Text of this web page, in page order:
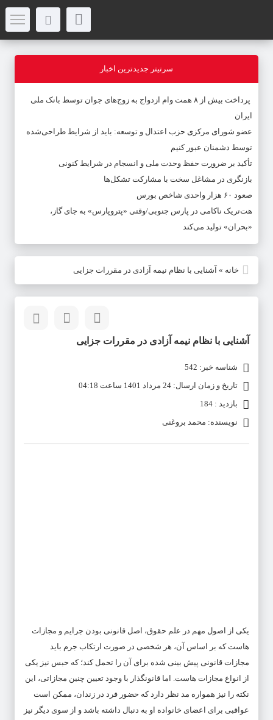
سرتیتر جدیدترین اخبار
پرداخت بیش از ۸ همت وام ازدواج به زوج‌های جوان توسط بانک ملی
ایران
عضو شورای مرکزی حزب اعتدال و توسعه: باید از شرایط طراحی‌شده
توسط دشمنان عبور کنیم
تأکید بر ضرورت حفظ وحدت ملی و انسجام در شرایط کنونی
بازنگری در مشاغل سخت با مشارکت تشکل‌ها
صعود ۶۰ هزار واحدی شاخص بورس
هت‌تریک ناکامی در پارس جنوبی/وقتی «پتروپارس» به جای گاز،
«بحران» تولید می‌کند
خانه » آشنایی با نظام نیمه آزادی در مقررات جزایی
آشنایی با نظام نیمه آزادی در مقررات جزایی
شناسه خبر: 542
تاریخ و زمان ارسال: 24 مرداد 1401 ساعت 04:18
بازدید : 184
نویسنده: محمد بروغنی
یکی از اصول مهم در علم حقوق، اصل قانونی بودن جرایم و مجازات
هاست که بر اساس آن، هر شخصی در صورت ارتکاب جرم باید
مجازات قانونی پیش بینی شده برای آن را تحمل کند؛ که حبس نیز یکی
از انواع مجازات هاست. اما قانونگذار با وجود تعیین چنین مجازاتی، این
نکته را نیز همواره مد نظر دارد که حضور فرد در زندان، ممکن است
عواقبی برای اعضای خانواده او به دنبال داشته باشد و از سوی دیگر نیز